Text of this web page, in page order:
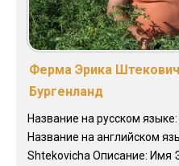
Ферма Эрика
Бургенланд
Название на русском
Название на английском
Shtekovicha Описание: Имя